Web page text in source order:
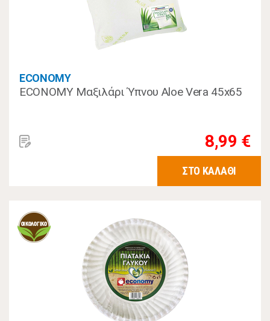
ECONOMY
ECONOMY Μαξιλάρι Ύπνου Aloe Vera 45x65
8,99 €
ΣΤΟ ΚΑΛΑΘΙ